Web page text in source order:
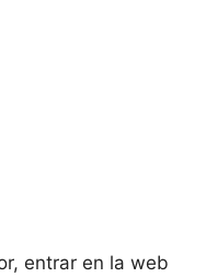
entrar en la web